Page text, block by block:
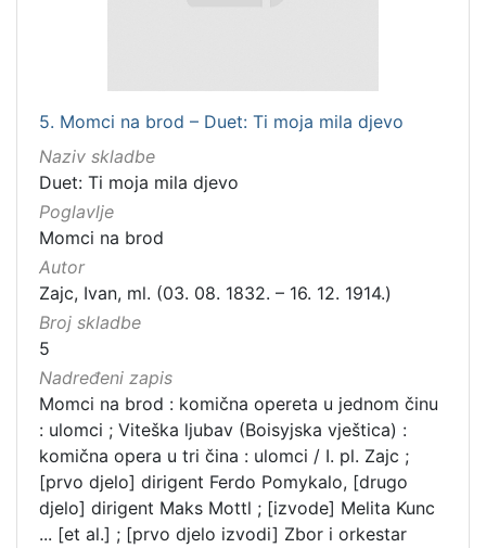
5. Momci na brod – Duet: Ti moja mila djevo
Naziv skladbe
Duet: Ti moja mila djevo
Poglavlje
Momci na brod
Autor
Zajc, Ivan, ml. (03. 08. 1832. – 16. 12. 1914.)
Broj skladbe
5
Nadređeni zapis
Momci na brod : komična opereta u jednom činu
: ulomci ; Viteška ljubav (Boisyjska vještica) :
komična opera u tri čina : ulomci / I. pl. Zajc ;
[prvo djelo] dirigent Ferdo Pomykalo, [drugo
djelo] dirigent Maks Mottl ; [izvode] Melita Kunc
... [et al.] ; [prvo djelo izvodi] Zbor i orkestar